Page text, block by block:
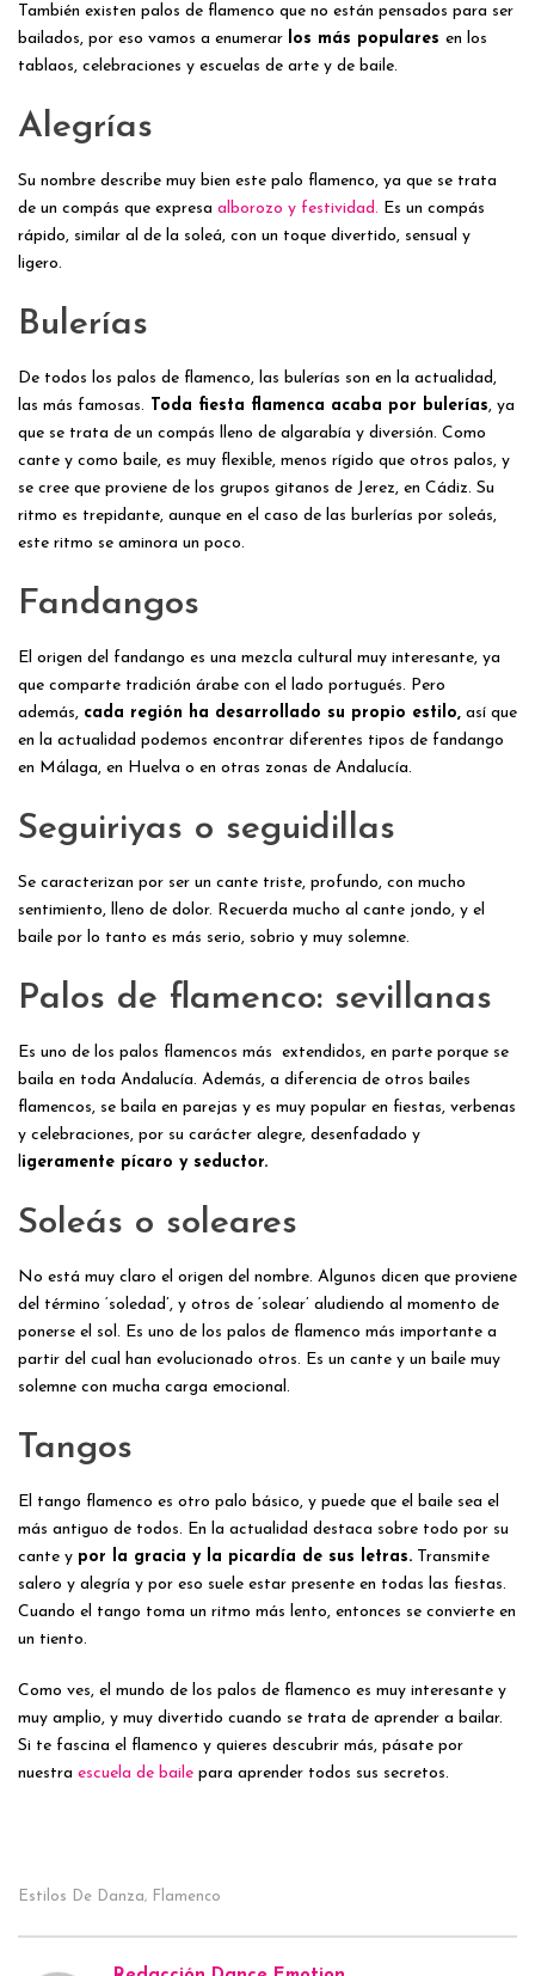
También existen palos de flamenco que no están pensados para ser
bailados, por eso vamos a enumerar los más populares en los
tablaos, celebraciones y escuelas de arte y de baile.
Alegrías
Su nombre describe muy bien este palo flamenco, ya que se trata
de un compás que expresa alborozo y festividad. Es un compás
rápido, similar al de la soleá, con un toque divertido, sensual y
ligero.
Bulerías
De todos los palos de flamenco, las bulerías son en la actualidad,
las más famosas. Toda fiesta flamenca acaba por bulerías, ya
que se trata de un compás lleno de algarabía y diversión. Como
cante y como baile, es muy flexible, menos rígido que otros palos, y
se cree que proviene de los grupos gitanos de Jerez, en Cádiz. Su
ritmo es trepidante, aunque en el caso de las burlerías por soleás,
este ritmo se aminora un poco.
Fandangos
El origen del fandango es una mezcla cultural muy interesante, ya
que comparte tradición árabe con el lado portugués. Pero
además, cada región ha desarrollado su propio estilo, así que
en la actualidad podemos encontrar diferentes tipos de fandango
en Málaga, en Huelva o en otras zonas de Andalucía.
Seguiriyas o seguidillas
Se caracterizan por ser un cante triste, profundo, con mucho
sentimiento, lleno de dolor. Recuerda mucho al cante jondo, y el
baile por lo tanto es más serio, sobrio y muy solemne.
Palos de flamenco: sevillanas
Es uno de los palos flamencos más extendidos, en parte porque se
baila en toda Andalucía. Además, a diferencia de otros bailes
flamencos, se baila en parejas y es muy popular en fiestas, verbenas
y celebraciones, por su carácter alegre, desenfadado y
igeramente pícaro y seductor.
Soleás o soleares
No está muy claro el origen del nombre. Algunos dicen que proviene
del término ‘soledad’, y otros de ‘solear’ aludiendo al momento de
ponerse el sol. Es uno de los palos de flamenco más importante a
partir del cual han evolucionado otros. Es un cante y un baile muy
solemne con mucha carga emocional.
Tangos
El tango flamenco es otro palo básico, y puede que el baile sea el
más antiguo de todos. En la actualidad destaca sobre todo por su
cante y por la gracia y la picardía de sus letras. Transmite
salero y alegría y por eso suele estar presente en todas las fiestas.
Cuando el tango toma un ritmo más lento, entonces se convierte en
un tiento.
Como ves, el mundo de los palos de flamenco es muy interesante y
muy amplio, y muy divertido cuando se trata de aprender a bailar.
Si te fascina el flamenco y quieres descubrir más, pásate por
nuestra escuela de baile para aprender todos sus secretos.
Estilos De Danza, Flamenco